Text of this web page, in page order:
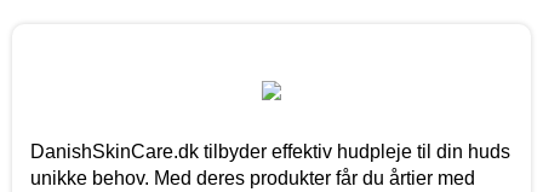
DanishSkinCare.dk tilbyder effektiv hudpleje til din huds
unikke behov. Med deres produkter får du årtier med